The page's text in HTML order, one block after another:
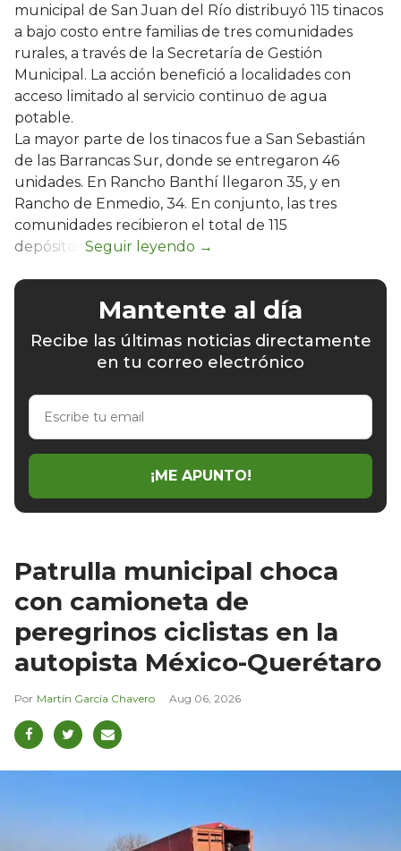
municipal de San Juan del Río distribuyó 115 tinacos
a bajo costo entre familias de tres comunidades
rurales, a través de la Secretaría de Gestión
Municipal. La acción benefició a localidades con
acceso limitado al servicio continuo de agua
potable.
La mayor parte de los tinacos fue a San Sebastián
de las Barrancas Sur, donde se entregaron 46
unidades. En Rancho Banthí llegaron 35, y en
Rancho de Enmedio, 34. En conjunto, las tres
comunidades recibieron el total de 115
depósitos.
Mantente al día
Recibe las últimas noticias directamente
en tu correo electrónico
Escribe
email
¡ME APUNTO!
Patrulla municipal choca
con camioneta de
peregrinos ciclistas en la
autopista México-Querétaro
Martín García Chavero Aug 06, 2026